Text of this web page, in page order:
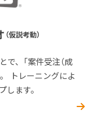
（仮説考動）
、「案件受注（成
トレーニングによ
します。